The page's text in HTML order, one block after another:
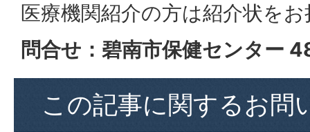
医療機関紹介の方は紹介状を
問合せ：碧南市保健センター
この記事に関するお問